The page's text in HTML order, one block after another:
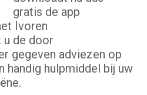
gratis de app
Ivoren
u de door
gegeven adviezen op
handig hulpmiddel bij uw